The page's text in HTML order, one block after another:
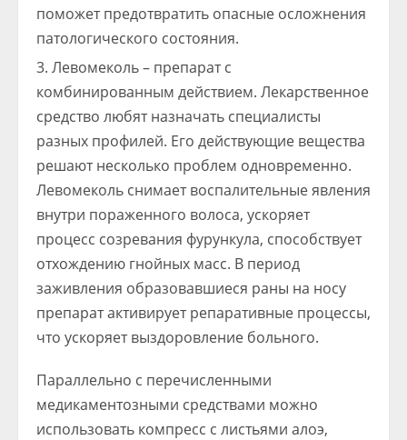
поможет предотвратить опасные осложнения
патологического состояния.
Левомеколь – препарат с
комбинированным действием. Лекарственное
средство любят назначать специалисты
разных профилей. Его действующие вещества
решают несколько проблем одновременно.
Левомеколь снимает воспалительные явления
внутри пораженного волоса, ускоряет
процесс созревания фурункула, способствует
отхождению гнойных масс. В период
заживления образовавшиеся раны на носу
препарат активирует репаративные процессы,
что ускоряет выздоровление больного.
Параллельно с перечисленными
медикаментозными средствами можно
использовать компресс с листьями алоэ,